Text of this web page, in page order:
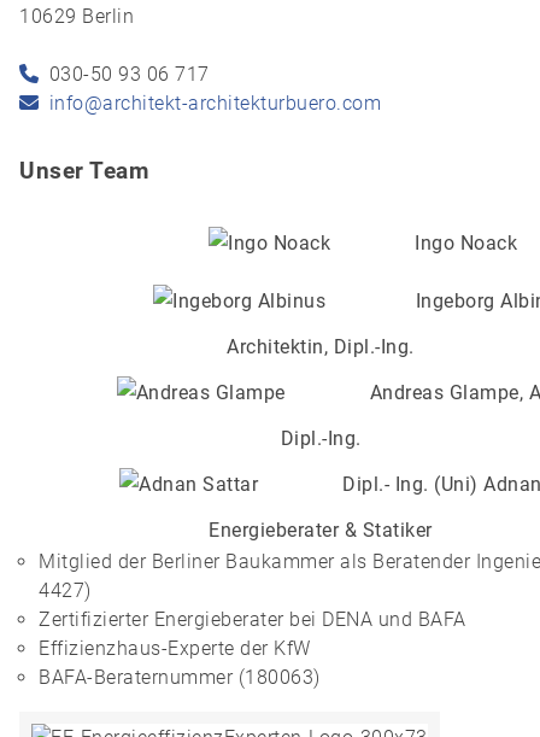
10629 Berlin
030-50 93 06 717
info@architekt-architekturbuero.com
Unser Team
Ingo Noack
Ingeborg
Architektin, Dipl.-Ing.
Andreas Glampe,
Dipl.-Ing.
Dipl.- Ing. (Uni)
Energieberater & Statiker
Mitglied der Berliner Baukammer als Beratender
4427)
Zertifizierter Energieberater bei DENA und BAFA
Effizienzhaus-Experte der KfW
BAFA-Beraternummer (180063)